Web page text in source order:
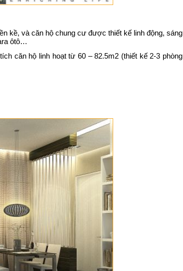
kề, và căn hộ chung cư được thiết kế linh động, sáng
ôtô…
căn hộ linh hoạt từ 60 – 82.5m2 (thiết kế 2-3 phòng